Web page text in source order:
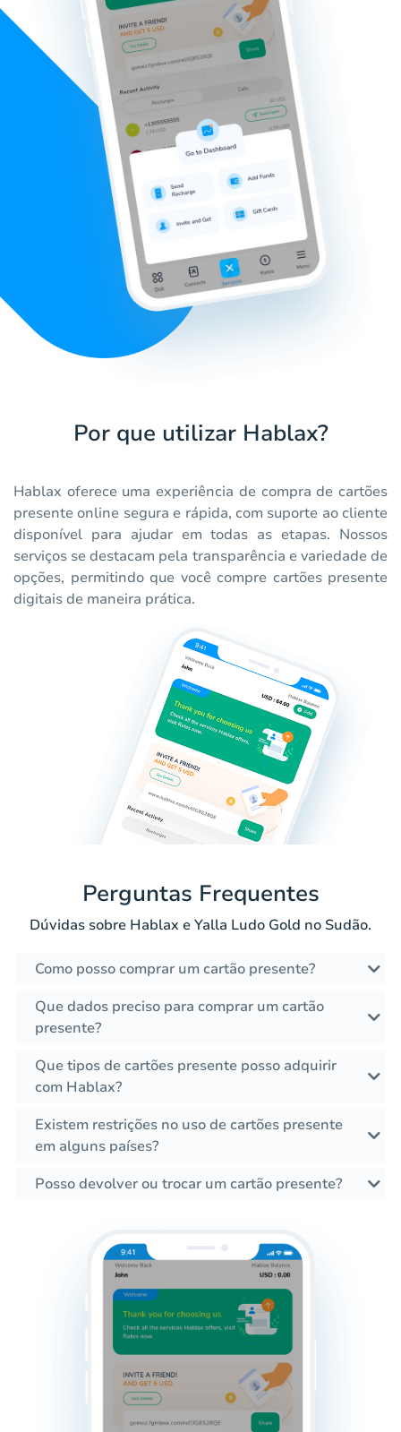
Por que utilizar Hablax?
Hablax oferece uma experiência de compra de cartões
presente online segura e rápida, com suporte ao cliente
disponível para ajudar em todas as etapas. Nossos
serviços se destacam pela transparência e variedade de
opções, permitindo que você compre cartões presente
digitais de maneira prática.
Perguntas Frequentes
Dúvidas sobre Hablax e Yalla Ludo Gold no Sudão.
Como posso comprar um cartão presente?
Que dados preciso para comprar um cartão
presente?
Que tipos de cartões presente posso adquirir
com Hablax?
Existem restrições no uso de cartões presente
em alguns países?
Posso devolver ou trocar um cartão presente?